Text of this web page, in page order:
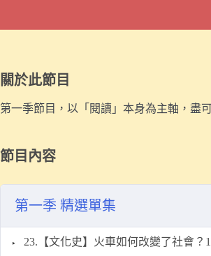
關於此節目
第一季節目，以「閱讀」本身為主軸，盡
節目內容
第一季 精選單集
23.【文化史】火車如何改變了社會